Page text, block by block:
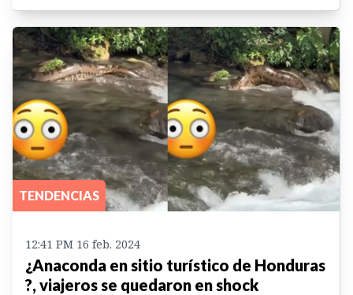
TENDENCIAS
12:41 PM 16 feb. 2024
¿Anaconda en sitio turístico de Honduras
?, viajeros se quedaron en shock